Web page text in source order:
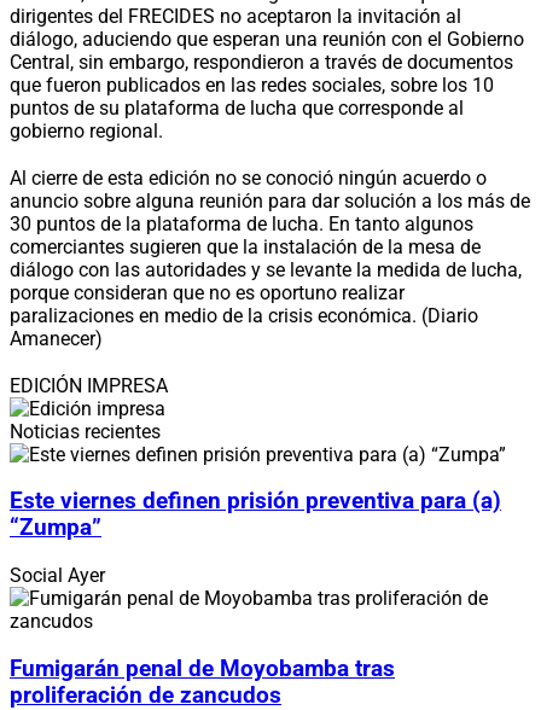
dirigentes del FRECIDES no aceptaron la invitación al
diálogo, aduciendo que esperan una reunión con el Gobierno
Central, sin embargo, respondieron a través de documentos
que fueron publicados en las redes sociales, sobre los 10
puntos de su plataforma de lucha que corresponde al
gobierno regional.
Al cierre de esta edición no se conoció ningún acuerdo o
anuncio sobre alguna reunión para dar solución a los más de
30 puntos de la plataforma de lucha. En tanto algunos
comerciantes sugieren que la instalación de la mesa de
diálogo con las autoridades y se levante la medida de lucha,
porque consideran que no es oportuno realizar
paralizaciones en medio de la crisis económica. (Diario
Amanecer)
EDICIÓN IMPRESA
Noticias recientes
Este viernes definen prisión preventiva para (a)
“Zumpa”
Social Ayer
Fumigarán penal de Moyobamba tras
proliferación de zancudos